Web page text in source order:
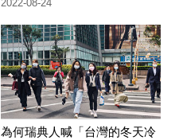
2022-08-24
為何瑞典人喊「台灣的冬天冷